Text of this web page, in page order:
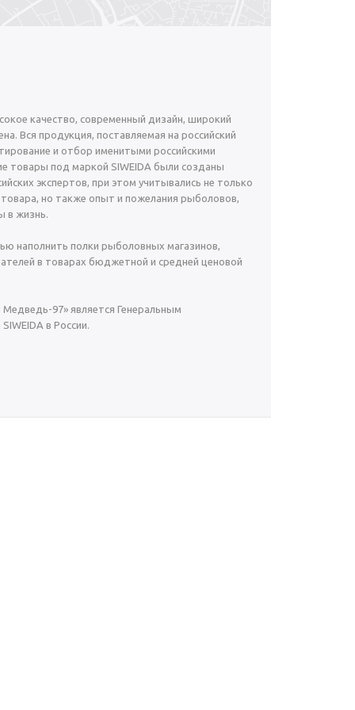
качество, современный дизайн, широкий
Вся продукция, поставляемая на российский
и отбор именитыми российскими
товары под маркой SIWEIDA были созданы
экспертов, при этом учитывались не только
но также опыт и пожелания рыболовов,
в жизнь.
наполнить полки рыболовных магазинов,
в товарах бюджетной и средней ценовой
97» является Генеральным
в России.